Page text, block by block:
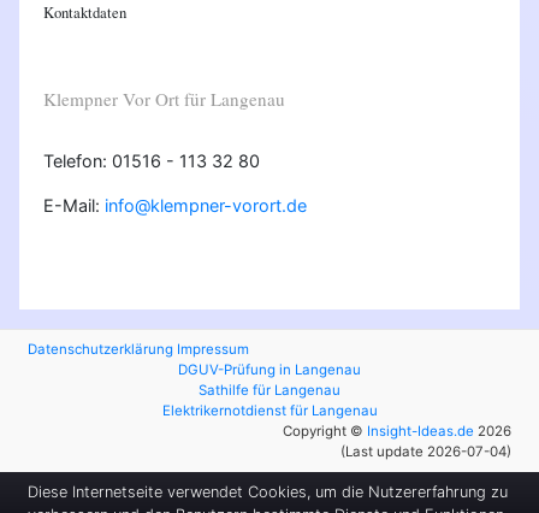
Kontaktdaten
Klempner Vor Ort für Langenau
Telefon: 01516 - 113 32 80
E-Mail: info@klempner-vorort.de
Datenschutzerklärung Impressum
DGUV-Prüfung in Langenau
Sathilfe für Langenau
Elektrikernotdienst für Langenau
Copyright © Insight-Ideas.de 2026
(Last update 2026-07-04)
Diese Internetseite verwendet Cookies, um die Nutzererfahrung zu